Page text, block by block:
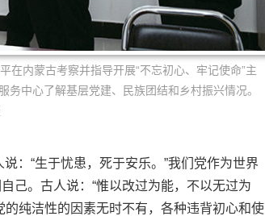
内蒙古考察并指导开展“不忘初心、牢记使命”主
中心了解基层党建、民族团结和乡村振兴情况。
：“生于忧患，死于安乐。”我们党作为世界
己。古人说：“惟以改过为能，不以无过为
纯洁性的因素无时不有，各种违背初心和使